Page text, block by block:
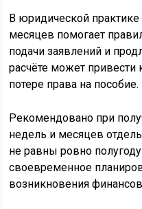
В юридической практике
месяцев помогает
подачи заявлений и
расчёте может привести
потере права на пособие.
Рекомендовано при
недель и месяцев
не равны ровно
своевременное
возникновения